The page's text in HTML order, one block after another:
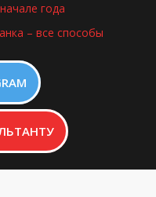
года
– все способы